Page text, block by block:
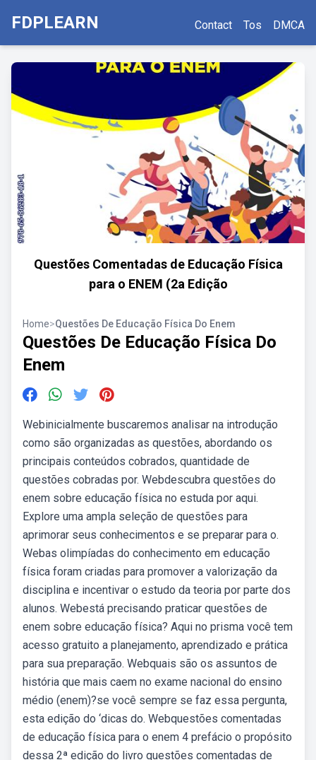
FDPLEARN Contact Tos DMCA
Questões Comentadas de Educação Física
para o ENEM (2a Edição
Home>Questões De Educação Física Do Enem
Questões De Educação Física Do
Enem
Webinicialmente buscaremos analisar na introdução
como são organizadas as questões, abordando os
principais conteúdos cobrados, quantidade de
questões cobradas por. Webdescubra questões do
enem sobre educação física no estuda por aqui.
Explore uma ampla seleção de questões para
aprimorar seus conhecimentos e se preparar para o.
Webas olimpíadas do conhecimento em educação
física foram criadas para promover a valorização da
disciplina e incentivar o estudo da teoria por parte dos
alunos. Webestá precisando praticar questões de
enem sobre educação física? Aqui no prisma você tem
acesso gratuito a planejamento, aprendizado e prática
para sua preparação. Webquais são os assuntos de
história que mais caem no exame nacional do ensino
médio (enem)?se você sempre se faz essa pergunta,
esta edição do ‘dicas do. Webquestões comentadas
de educação física para o enem 4 prefácio o propósito
dessa 2ª edição do livro questões comentadas de